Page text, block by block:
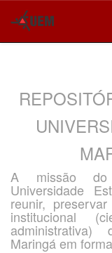
A missão do
Universidade
reunir,
institucional
Maringá em